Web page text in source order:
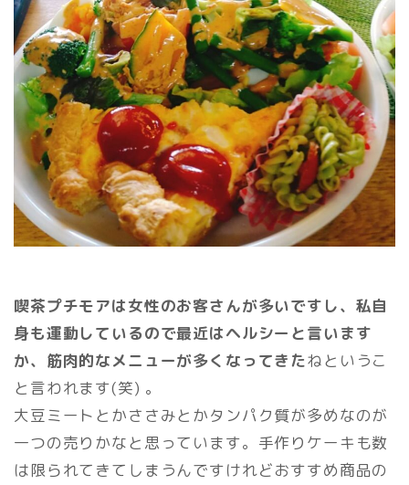
喫茶プチモアは女性のお客さんが多いですし、私自
身も運動しているので最近はヘルシーと言います
か、筋肉的なメニューが多くなってきたねというこ
と言われます(笑) 。
大豆ミートとかささみとかタンパク質が多めなのが
一つの売りかなと思っています。手作りケーキも数
は限られてきてしまうんですけれどおすすめ商品の